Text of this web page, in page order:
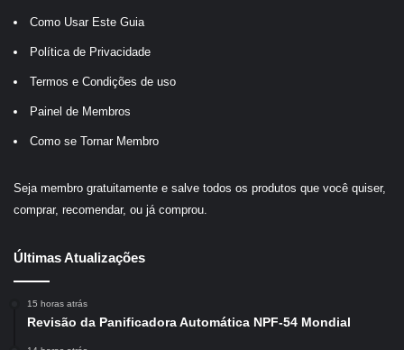
Como Usar Este Guia
Política de Privacidade
Termos e Condições de uso
Painel de Membros
Como se Tornar Membro
Seja membro gratuitamente e salve todos os produtos que você quiser,
comprar, recomendar, ou já comprou.
Últimas Atualizações
15 horas atrás
Revisão da Panificadora Automática NPF-54 Mondial